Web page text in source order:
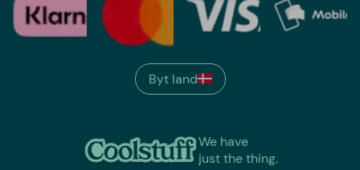
We have
just the thing.
Byt land